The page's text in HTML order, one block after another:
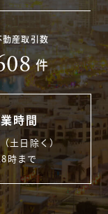
動産取引数
件
時間
土日除く）
時まで